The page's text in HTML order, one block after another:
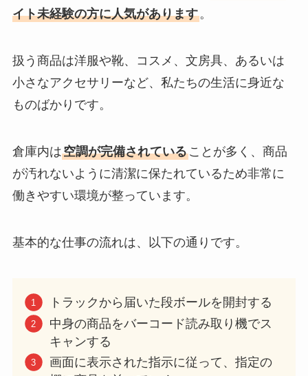
イト未経験の方に人気があります。
扱う商品は洋服や靴、コスメ、文房具、あるいは
小さなアクセサリーなど、私たちの生活に身近な
ものばかりです。
倉庫内は空調が完備されていることが多く、商品
が汚れないように清潔に保たれているため非常に
働きやすい環境が整っています。
基本的な仕事の流れは、以下の通りです。
トラックから届いた段ボールを開封する
中身の商品をバーコード読み取り機でス
キャンする
画面に表示された指示に従って、指定の